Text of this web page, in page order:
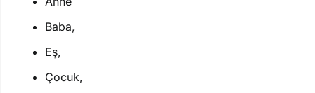
Baba,
Eş,
Çocuk,